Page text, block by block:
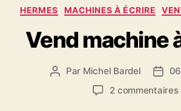
HERMES MACHINES À ÉCRIRE
Vend machine
Auteur
Par Michel Bardel
Date
de
2 commentaires